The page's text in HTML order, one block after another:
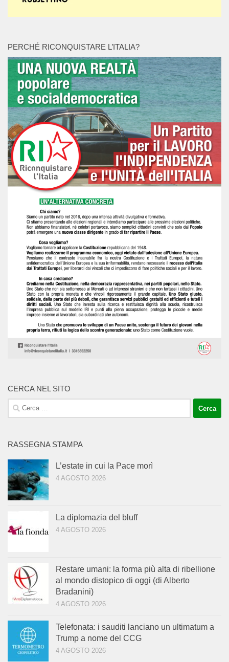
PERCHÉ RICONQUISTARE L’ITALIA?
CERCA NEL SITO
Ricerca
per:
RASSEGNA STAMPA
L’estate in cui la Pace morì
4 AGOSTO 2026
La diplomazia del bluff
4 AGOSTO 2026
Restare umani: la forma più alta di ribellione
al mondo distopico di oggi (di Alberto
Bradanini)
4 AGOSTO 2026
Telefonata: i sauditi lanciano un ultimatum a
Trump a nome del CCG
4 AGOSTO 2026